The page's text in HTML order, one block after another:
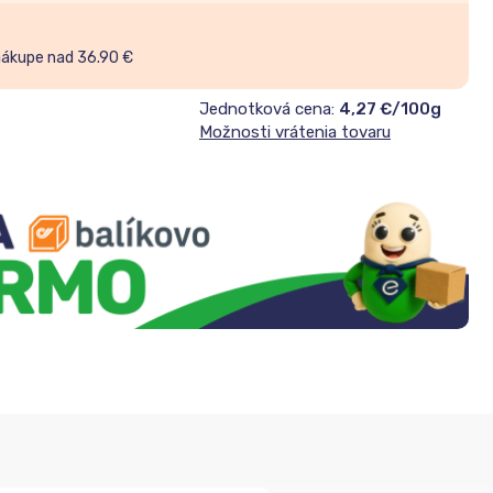
nad 36.90 €
Jednotková cena: 4,27 €/100g
Možnosti vrátenia tovaru